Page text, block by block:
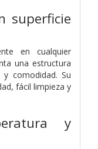
superficie
en cualquier
una estructura
comodidad. Su
fácil limpieza y
y